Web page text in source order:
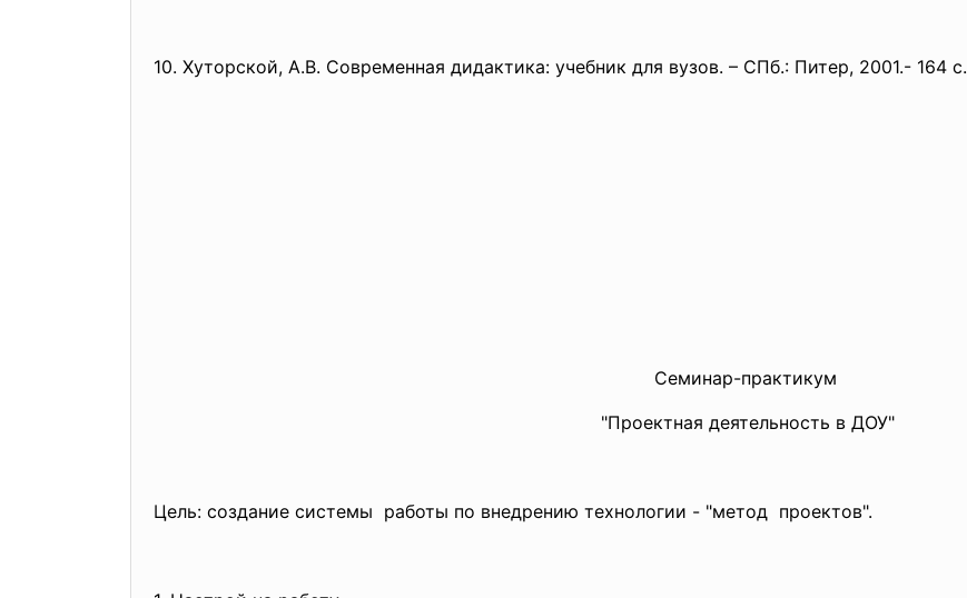
10. Хуторской, А.В. Современная дидактика: учебник для вузов. – СПб.: Питер, 2001.- 164 c.
Семинар-практикум
"Проектная деятельность в ДОУ"
Цель: создание системы работы по внедрению технологии - "метод проектов".